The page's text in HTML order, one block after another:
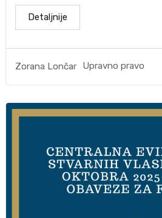
Zorana Lončar Upravno pravo
Detaljnije